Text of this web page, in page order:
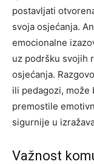
postavljati
svoja osjećanja.
emocionalne
uz podršku svojih
osjećanja.
ili pedagozi, može
premostile
sigurnije u
Važnost